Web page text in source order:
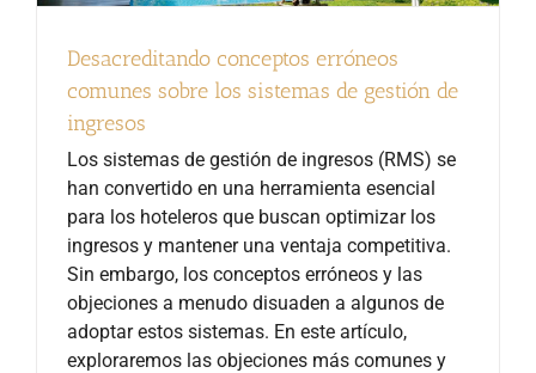
Desacreditando conceptos erróneos
comunes sobre los sistemas de gestión de
ingresos
Los sistemas de gestión de ingresos (RMS) se
han convertido en una herramienta esencial
para los hoteleros que buscan optimizar los
ingresos y mantener una ventaja competitiva.
Sin embargo, los conceptos erróneos y las
objeciones a menudo disuaden a algunos de
adoptar estos sistemas. En este artículo,
exploraremos las objeciones más comunes y